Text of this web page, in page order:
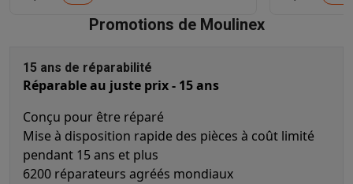
Toutes les soldes Soldes gros électro
Installation à domicileInstallation gros électro
Modes de paiementGift cardÉcochèques
Service client Réparation de votre appareil
Gros électro & encastrableTrouvez votre machine à laver
Petit électro Beauté & santé
Télévision & AudioChoisissez votre télévision idéale
Promotions de Moulinex
15 ans de réparabilité
Réparable au juste prix - 15 ans
Conçu pour être réparé
Mise à disposition rapide des pièces à coût limité
pendant 15 ans et plus
6200 réparateurs agréés mondiaux